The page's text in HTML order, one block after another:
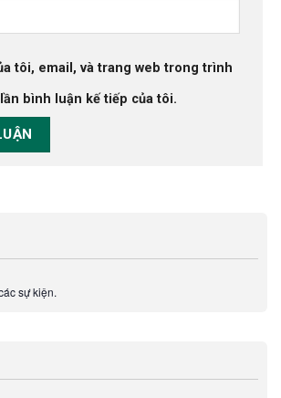
tôi, email, và trang web trong trình
bình luận kế tiếp của tôi.
sự kiện.